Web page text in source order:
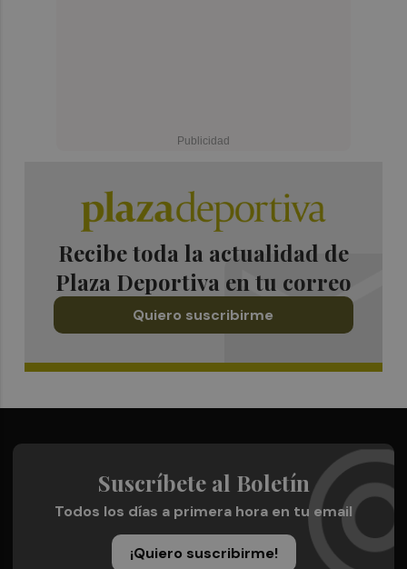
Recibe toda la actualidad de
Plaza Deportiva en tu correo
Quiero suscribirme
Suscríbete al Boletín
Todos los días a primera hora en tu email
¡Quiero suscribirme!